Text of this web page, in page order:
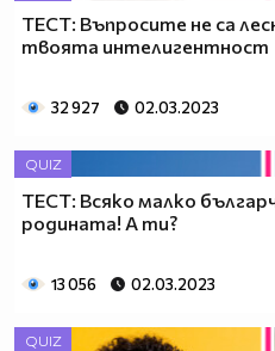
ТЕСТ: Въпросите не са
твоята интелигентност
32 927 02.03.2023
QUIZ
ТЕСТ: Всяко малко
родината! А ти?
13 056 02.03.2023
QUIZ